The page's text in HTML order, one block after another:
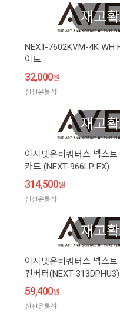
재고
NEXT-7602KVM-4K WH
이트
32,000원
신선유통샵
재고
이지넷유비쿼터스 넥스
카드 (NEXT-966LP EX)
314,500원
신선유통샵
재고
이지넷유비쿼터스 넥스
컨버터(NEXT-313DPHU3)
59,400원
신선유통샵